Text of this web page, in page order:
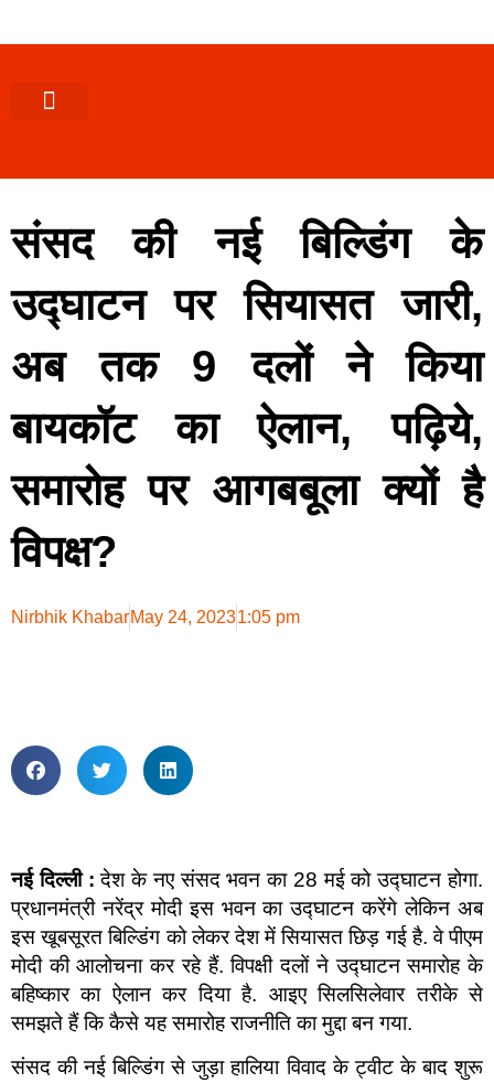
संसद की नई बिल्डिंग के
उद्घाटन पर सियासत जारी,
अब तक 9 दलों ने किया
बायकॉट का ऐलान, पढ़िये,
समारोह पर आगबबूला क्यों है
विपक्ष?
Nirbhik KhabarMay 24, 20231:05 pm
नई दिल्ली : देश के नए संसद भवन का 28 मई को उद्घाटन होगा.
प्रधानमंत्री नरेंद्र मोदी इस भवन का उद्घाटन करेंगे लेकिन अब
इस खूबसूरत बिल्डिंग को लेकर देश में सियासत छिड़ गई है. वे पीएम
मोदी की आलोचना कर रहे हैं. विपक्षी दलों ने उद्घाटन समारोह के
बहिष्कार का ऐलान कर दिया है. आइए सिलसिलेवार तरीके से
समझते हैं कि कैसे यह समारोह राजनीति का मुद्दा बन गया.
संसद की नई बिल्डिंग से जुड़ा हालिया विवाद के ट्वीट के बाद शुरू